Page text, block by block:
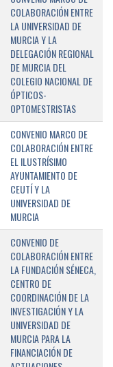
COLABORACIÓN ENTRE
LA UNIVERSIDAD DE
MURCIA Y LA
DELEGACIÓN REGIONAL
DE MURCIA DEL
COLEGIO NACIONAL DE
ÓPTICOS-
OPTOMESTRISTAS
CONVENIO MARCO DE
COLABORACIÓN ENTRE
EL ILUSTRÍSIMO
AYUNTAMIENTO DE
CEUTÍ Y LA
UNIVERSIDAD DE
MURCIA
CONVENIO DE
COLABORACIÓN ENTRE
LA FUNDACIÓN SÉNECA,
CENTRO DE
COORDINACIÓN DE LA
INVESTIGACIÓN Y LA
UNIVERSIDAD DE
MURCIA PARA LA
FINANCIACIÓN DE